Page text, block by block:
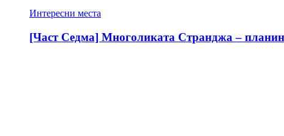
Интересни места
[Част Седма] Многоликата Странджа –